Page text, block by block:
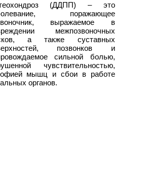
(ДДПП) – это
, поражающее
, выражаемое
в
межпозвоночных
, а также
суставных
, позвонков
и
сильной болью,
чувствительностью,
мышц и сбои в
работе
органов.